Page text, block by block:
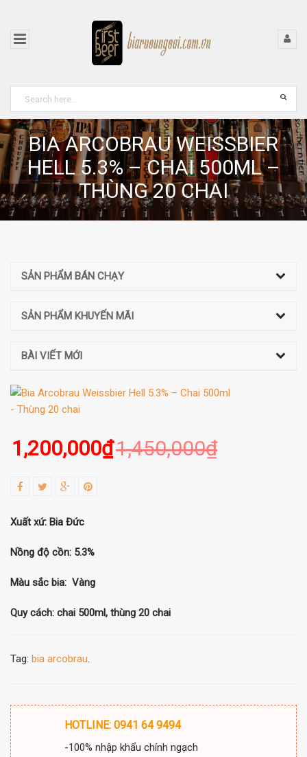
BIA ARCOBRAU WEISSBIER
HELL 5.3% – CHAI 500ML –
THÙNG 20 CHAI
SẢN PHẨM BÁN CHẠY
SẢN PHẨM KHUYẾN MÃI
BÀI VIẾT MỚI
1,450,000₫
1,200,000₫
Xuất xứ: Bia Đức
Nồng độ cồn: 5.3%
Màu sắc bia: Vàng
Quy cách: chai 500ml, thùng 20 chai
Tag: bia arcobrau.
HOTLINE: 0941 64 9494
-100% nhập khẩu chính ngạch